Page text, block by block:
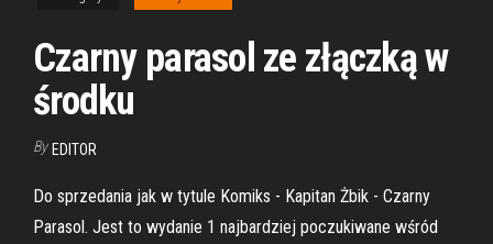
Czarny parasol ze złączką w
środku
By EDITOR
Do sprzedania jak w tytule Komiks - Kapitan Żbik - Czarny
Parasol. Jest to wydanie 1 najbardziej poczukiwane wśród